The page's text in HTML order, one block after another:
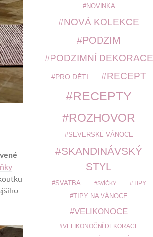
NOVINKA
NOVÁ KOLEKCE
PODZIM
PODZIMNÍ DEKORACE
PRO DĚTI RECEPT
RECEPTY
ROZHOVOR
SEVERSKÉ VÁNOCE
SKANDINÁVSKÝ
STYL
SVATBA SVÍČKY TIPY
TIPY NA VÁNOCE
VELIKONOCE
VELIKONOČNÍ DEKORACE